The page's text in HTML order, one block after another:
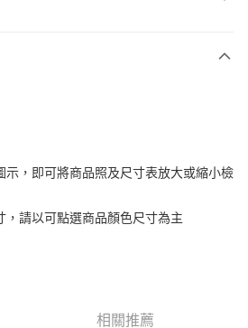
示，即可將商品照及尺寸表放大或縮小檢
，請以可點選商品顏色尺寸為主
相關推薦